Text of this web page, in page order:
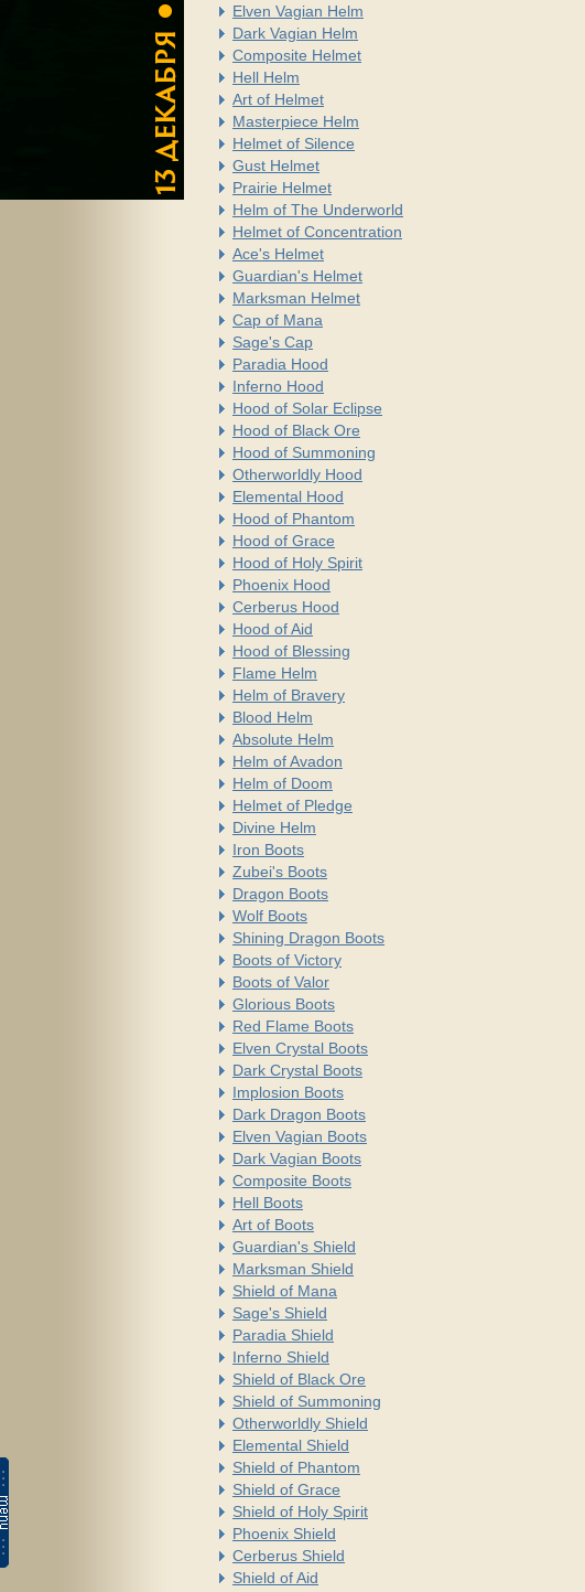
Elven Vagian Helm
Dark Vagian Helm
Composite Helmet
Hell Helm
Art of Helmet
Masterpiece Helm
Helmet of Silence
Gust Helmet
Prairie Helmet
Helm of The Underworld
Helmet of Concentration
Ace's Helmet
Guardian's Helmet
Marksman Helmet
Cap of Mana
Sage's Cap
Paradia Hood
Inferno Hood
Hood of Solar Eclipse
Hood of Black Ore
Hood of Summoning
Otherworldly Hood
Elemental Hood
Hood of Phantom
Hood of Grace
Hood of Holy Spirit
Phoenix Hood
Cerberus Hood
Hood of Aid
Hood of Blessing
Flame Helm
Helm of Bravery
Blood Helm
Absolute Helm
Helm of Avadon
Helm of Doom
Helmet of Pledge
Divine Helm
Iron Boots
Zubei's Boots
Dragon Boots
Wolf Boots
Shining Dragon Boots
Boots of Victory
Boots of Valor
Glorious Boots
Red Flame Boots
Elven Crystal Boots
Dark Crystal Boots
Implosion Boots
Dark Dragon Boots
Elven Vagian Boots
Dark Vagian Boots
Composite Boots
Hell Boots
Art of Boots
Guardian's Shield
Marksman Shield
Shield of Mana
Sage's Shield
Paradia Shield
Inferno Shield
Shield of Black Ore
Shield of Summoning
Otherworldly Shield
Elemental Shield
Shield of Phantom
Shield of Grace
Shield of Holy Spirit
Phoenix Shield
Cerberus Shield
Shield of Aid